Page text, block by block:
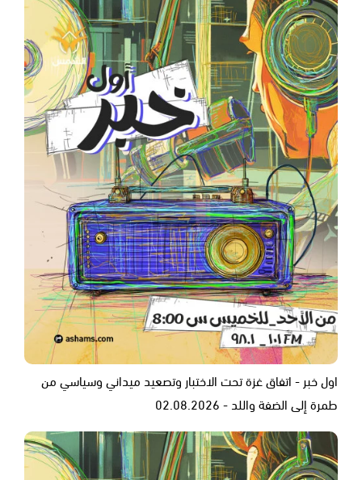
اول خبر - اتفاق غزة تحت الاختبار وتصعيد ميداني وسياسي من
طمرة إلى الضفة واللد - 02.08.2026